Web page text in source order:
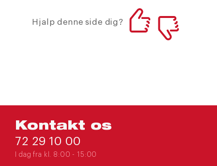
Hjalp denne side dig?
Kontakt os
72 29 10 00
I dag fra kl. 8:00 - 15:00